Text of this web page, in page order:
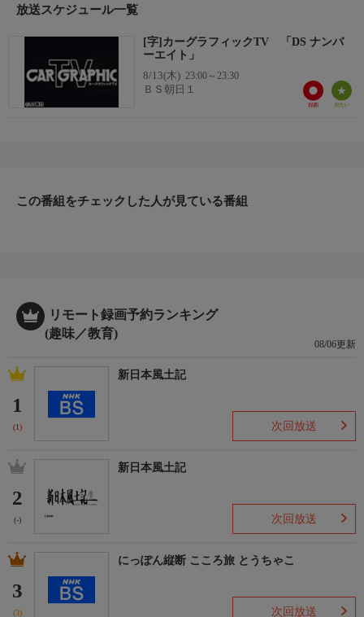
2025年は、あのフラミニオ・ベルトーニによる初代シトロエン
をラインアップするこの新しい「ラクシュリーなSUVクーペ」の
たたずまいやインテリア、そしてその走りを早速味わってみよ
う。
【出演】松任谷正隆、中村昌弘(カーグラフィック副編集長)
番組ホームページ
詳しくは番組ホームページへ!
制作
放送スケジュール一覧
[字]カーグラフィックTV 「DS ナンバ
ーエイト」
8/13(木) 23:00～23:30
ＢＳ朝日１
この番組をチェックした人が見ている番組
リモート録画予約ランキング
(趣味／教育)
08/06更新
1
(1)
新日本風土記
次回放送
2
(-)
新日本風土記
次回放送
3
(3)
にっぽん縦断 こころ旅 とうちゃこ
次回放送